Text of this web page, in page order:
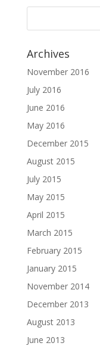
Archives
November 2016
July 2016
June 2016
May 2016
December 2015
August 2015
July 2015
May 2015
April 2015
March 2015
February 2015
January 2015
November 2014
December 2013
August 2013
June 2013